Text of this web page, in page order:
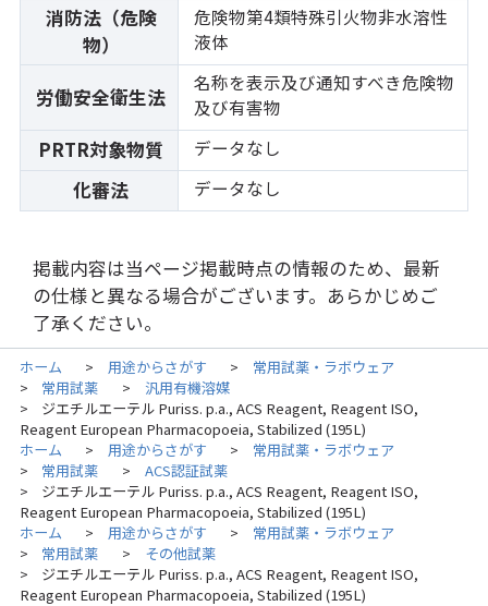
消防法（危険
物）
危険物第4類特殊引火物非水溶性
液体
労働安全衛生法
名称を表示及び通知すべき危険物
及び有害物
PRTR対象物質 データなし
化審法 データなし
掲載内容は当ページ掲載時点の情報のため、最新
の仕様と異なる場合がございます。あらかじめご
了承ください。
ホーム > 用途からさがす > 常用試薬・ラボウェア
> 常用試薬 > 汎用有機溶媒
>
ジエチルエーテル Puriss. p.a., ACS Reagent, Reagent ISO,
Reagent European Pharmacopoeia, Stabilized (195L)
ホーム
> 用途からさがす > 常用試薬・ラボウェア
> 常用試薬 > ACS認証試薬
>
ジエチルエーテル Puriss. p.a., ACS Reagent, Reagent ISO,
Reagent European Pharmacopoeia, Stabilized (195L)
ホーム
> 用途からさがす > 常用試薬・ラボウェア
> 常用試薬 > その他試薬
>
ジエチルエーテル Puriss. p.a., ACS Reagent, Reagent ISO,
Reagent European Pharmacopoeia, Stabilized (195L)